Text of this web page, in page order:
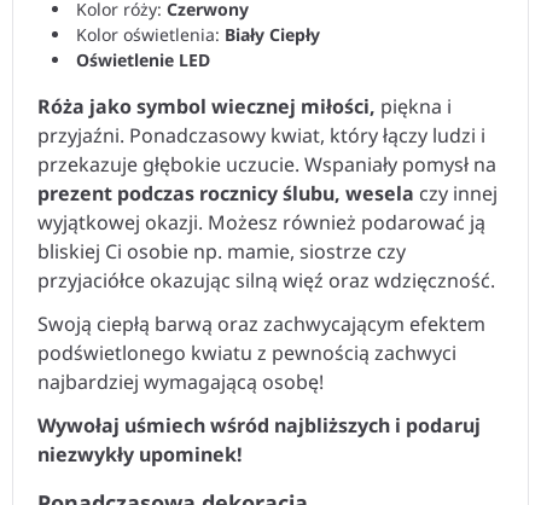
Kolor oświetlenia:Biały Ciepły
Oświetlenie LED
przyjaźni. Ponadczasowy kwiat, który łączy ludzi i
przekazuje głębokie uczucie. Wspaniały pomysł na
prezent podczas rocznicy ślubu, weselaczy innej
wyjątkowej okazji. Możesz również podarować ją
bliskiej Ci osobie np. mamie, siostrze czy
przyjaciółce okazując silną więź oraz wdzięczność.
podświetlonego kwiatu z pewnością zachwyci
najbardziej wymagającą osobę!
niezwykły upominek!